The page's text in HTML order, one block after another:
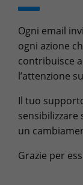
Ogni email
ogni azione
contribuisce
l’attenzione
Il tuo
sensibilizzare
un
Grazie per